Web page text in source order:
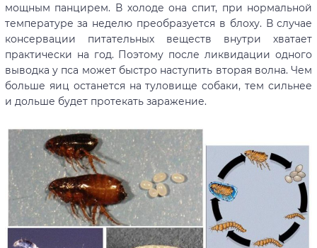
мощным панцирем. В холоде она спит, при нормальной
температуре за неделю преобразуется в блоху. В случае
консервации питательных веществ внутри хватает
практически на год. Поэтому после ликвидации одного
выводка у пса может быстро наступить вторая волна. Чем
больше яиц останется на туловище собаки, тем сильнее
и дольше будет протекать заражение.